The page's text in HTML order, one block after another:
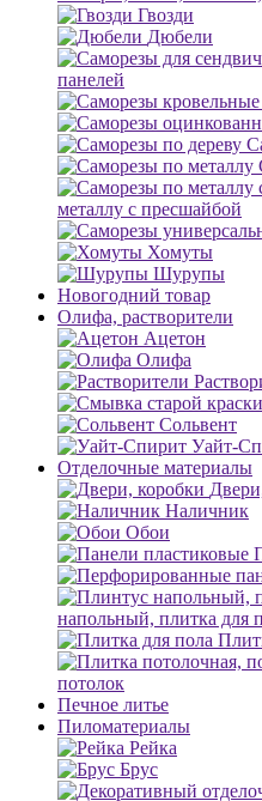
Гвозди
Дюбели
панелей
металлу с пресшайбой
Хомуты
Шурупы
Новогодний товар
Олифа, растворители
Ацетон
Олифа
Сольвент
Уайт-
Отделочные материалы
Наличник
Обои
напольный, плитка для
потолок
Печное литье
Пиломатериалы
Рейка
Брус